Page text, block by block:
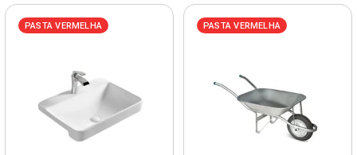
PASTA VERMELHA PASTA VERMELHA